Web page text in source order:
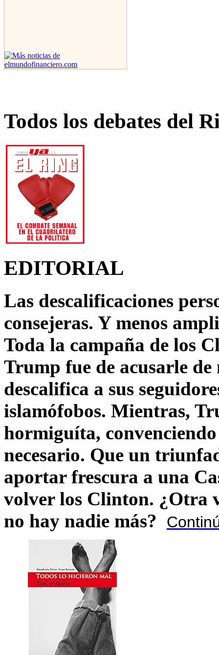
Todos los debates del
EDITORIAL
Las descalificaciones
consejeras. Y menos
Toda la campaña de los
Trump fue de acusarle
descalifica a sus
islamófobos. Mientras,
hormiguíta,
necesario. Que un
aportar frescura a una
volver los Clinton. ¿Otra
no hay nadie más?